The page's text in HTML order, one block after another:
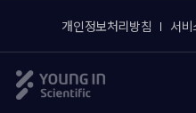
개인정보처리방침 서